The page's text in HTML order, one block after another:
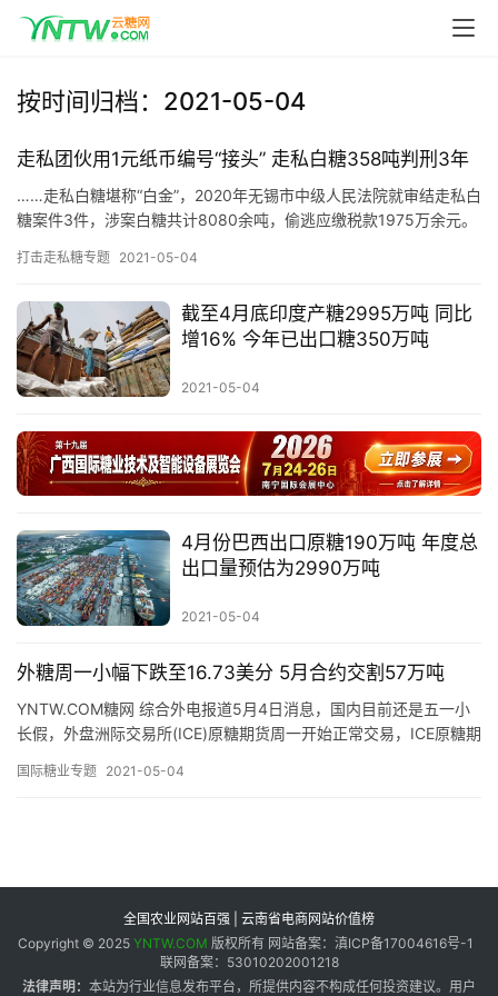
首
糖
网
公
众
现
货
价
专
题
区
频
道
产
销
按时间归档：2021-05-04
走私团伙用1元纸币编号“接头” 走私白糖358吨判刑3年
……走私白糖堪称“白金”，2020年无锡市中级人民法院就审结走私白
糖案件3件，涉案白糖共计8080余吨，偷逃应缴税款1975万余元。
打击走私糖专题 2021-05-04
截至4月底印度产糖2995万吨 同比
增16% 今年已出口糖350万吨
2021-05-04
4月份巴西出口原糖190万吨 年度总
出口量预估为2990万吨
2021-05-04
外糖周一小幅下跌至16.73美分 5月合约交割57万吨
YNTW.COM糖网 综合外电报道5月4日消息，国内目前还是五一小
长假，外盘洲际交易所(ICE)原糖期货周一开始正常交易，ICE原糖期
国际糖业专题 2021-05-04
全国农业网站百强 | 云南省电商网站价值榜
Copyright © 2025 YNTW.COM 版权所有 网站备案：滇ICP备17004616号-1
联网备案：53010202001218
法律声明： 本站为行业信息发布平台，所提供内容不构成任何投资建议。用户